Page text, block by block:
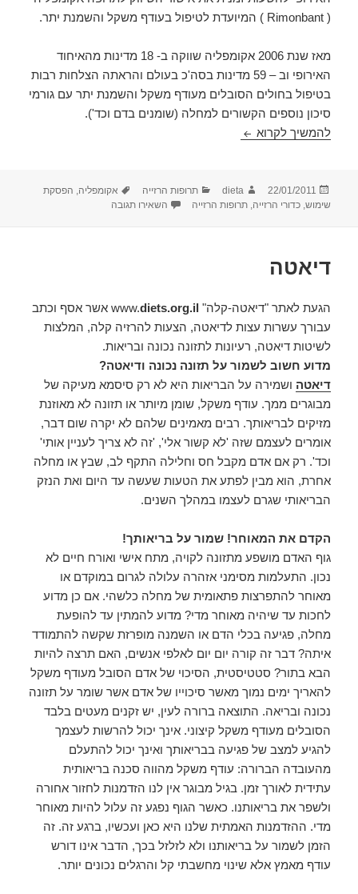
( Rimonbant ) המיועדת לטיפול בעודף משקל והשמנת יתר.
מאז שנת 2006 אקומפליה שווקה ב- 18 מדינות מהאיחוד
האירופי וב – 59 מדינות בסה'כ בעולם והראתה הצלחות רבות
בטיפול בחולים הסובלים מעודף משקל והשמנת יתר עם גורמי
סיכון נוספים הקשורים למחלה (שומנים בדם וכד').
להמשיך לקרוא אקומפליה
פורסם
בתאריך
22/01/2011 מחבר
dieta קטגוריות
תרופות הרזייה תגיות
אקומפליה, הפסקת
שימוש,כדורי הרזייה,תרופות הרזייה השאירו תגובה
דיאטה
הגעת לאתר "דיאטה-קלה" www. diets.org.il
אשר אסף וכתב
עבורך עשרות עצות לדיאטה, הצעות להרזיה קלה, המלצות
לשיטות דיאטה, רעיונות לתזונה נכונה ובריאות.
מדוע חשוב לשמור על תזונה נכונה ודיאטה?
דיאטה ושמירה על הבריאות היא לא רק סיסמא מעיקה של
מבוגרים ממך. עודף משקל, שומן מיותר או תזונה לא מאוזנת
מזיקים לבריאותך. רבים מאמינים שלהם לא יקרה שום דבר,
אומרים לעצמם שזה 'לא קשור אלי', 'זה לא צריך לעניין אותי'
וכד'. רק אם אדם מקבל חס וחלילה התקף לב, שבץ או מחלה
אחרת, הוא מבין לפתע את הטעות שעשה עד היום ואת הנזק
הבריאותי שגרם לעצמו במהלך השנים.
הקדם את המאוחר! שמור על בריאותך!
גוף האדם מושפע מתזונה לקויה, מתח אישי ואורח חיים לא
נכון. התעלמות מסימני אזהרה עלולה לגרום במוקדם או
מאוחר להתפרצות פתאומית של מחלה כלשהי. אם כן מדוע
לחכות עד שיהיה מאוחר מדי? מדוע להמתין עד להופעת
מחלה, פגיעה בכלי הדם או השמנה מופרזת שקשה להתמודד
איתה? דבר זה קורה יום יום לאלפי אנשים, האם תרצה להיות
הבא בתור? סטטיסטית, הסיכוי של אדם הסובל מעודף משקל
להאריך ימים נמוך מאשר סיכוייו של אדם אשר שומר על תזונה
נכונה ובריאה. התוצאה ברורה לעין, יש זקנים מעטים בלבד
הסובלים מעודף משקל קיצוני. אינך יכול להרשות לעצמך
להגיע למצב של פגיעה בבריאותך ואינך יכול להתעלם
מהעובדה הברורה: עודף משקל מהווה סכנה בריאותית
עתידית לאורך זמן. בגיל מבוגר אין לנו הזדמנות לחזור אחורה
ולשפר את בריאותנו. כאשר הגוף נפגע זה עלול להיות מאוחר
מדי. ההזדמנות האמתית שלנו היא כאן ועכשיו, ברגע זה. זה
הזמן לשמור על בריאותנו ולא לזלזל בכך, הדבר אינו דורש
עודף מאמץ אלא שינוי מחשבתי קל והרגלים נכונים יותר.